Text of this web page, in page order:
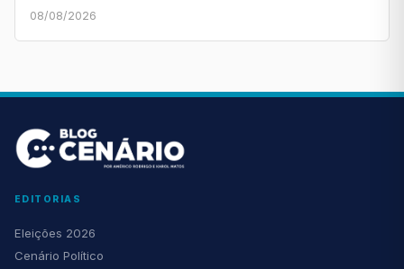
08/08/2026
EDITORIAS
Eleições 2026
Cenário Político